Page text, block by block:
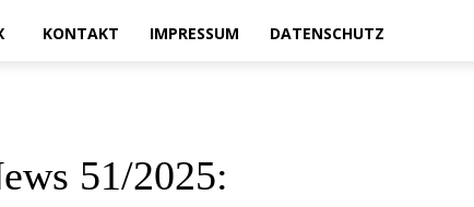
KONTAKT IMPRESSUM DATENSCHUTZ
51/2025: